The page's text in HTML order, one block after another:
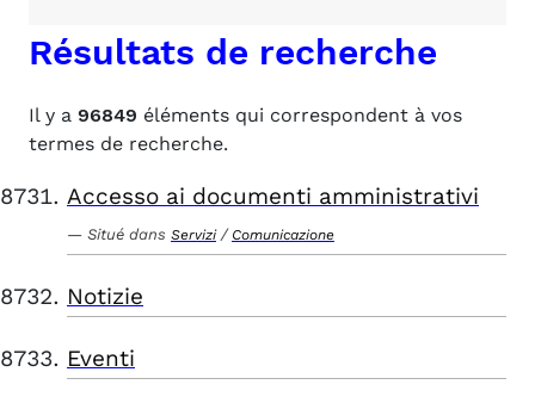
Résultats de recherche
Il y a 96849 éléments qui correspondent à vos
termes de recherche.
Accesso ai documenti amministrativi
Situé dans Servizi / Comunicazione
Notizie
Eventi